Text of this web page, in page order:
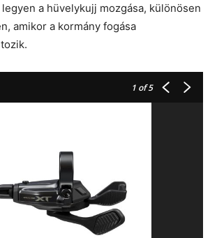
a hüvelykujj mozgása, különösen
amikor a kormány fogása
1 of 5